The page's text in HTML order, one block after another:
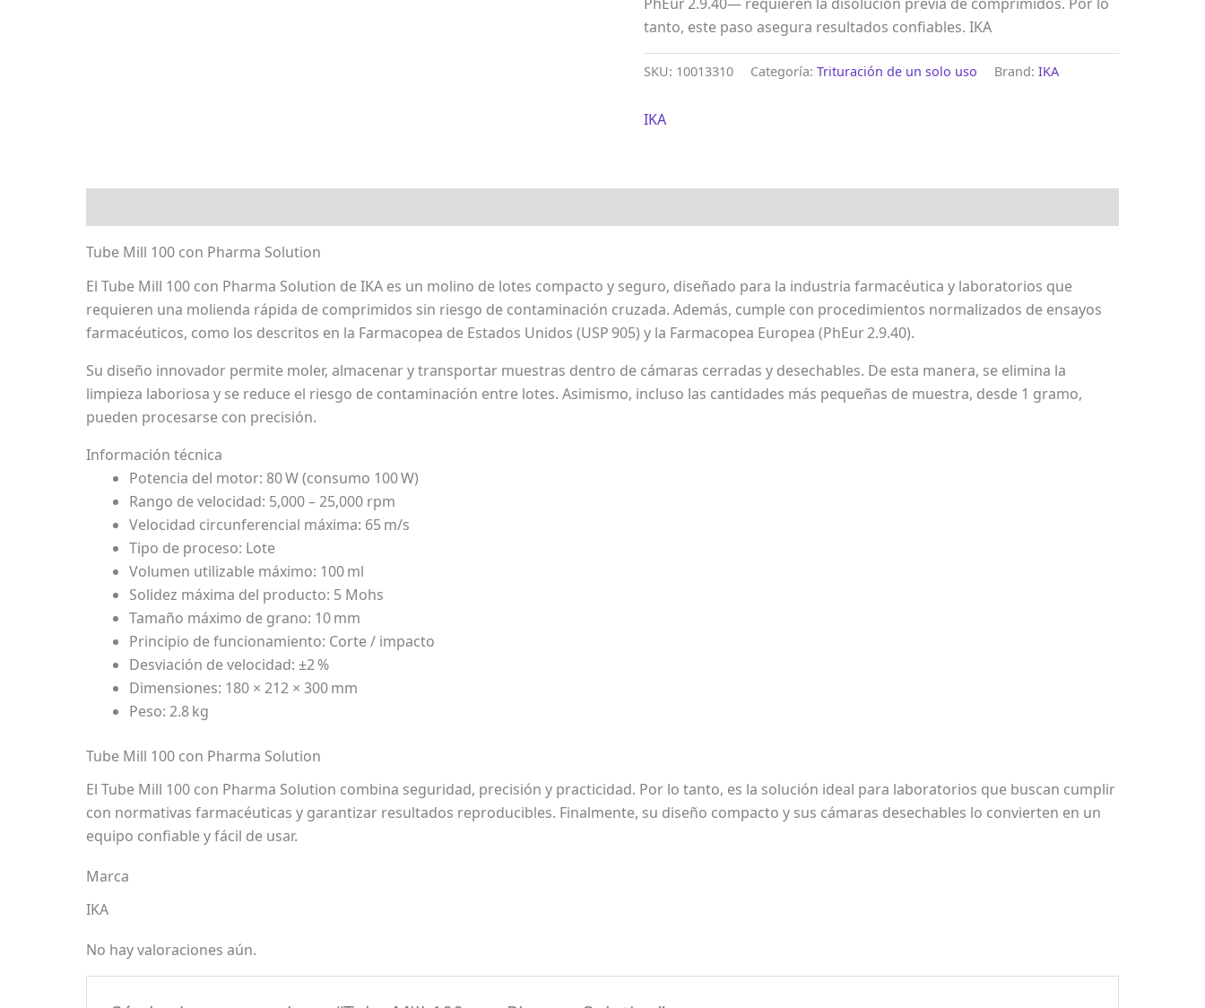
tanto, este paso asegura resultados confiables. IKA
SKU: 10013310 Categoría:Trituración de un solo uso Brand:IKA
IKA
Tube Mill 100 con Pharma Solution
El Tube Mill 100 con Pharma Solution de IKA es un molino de lotes compacto y seguro, diseñado para la industria farmacéutica y laboratorios que
requieren una molienda rápida de comprimidos sin riesgo de contaminación cruzada. Además, cumple con procedimientos normalizados de ensayos
farmacéuticos, como los descritos en la Farmacopea de Estados Unidos (USP 905) y la Farmacopea Europea (PhEur 2.9.40).
Su diseño innovador permite moler, almacenar y transportar muestras dentro de cámaras cerradas y desechables. De esta manera, se elimina la
limpieza laboriosa y se reduce el riesgo de contaminación entre lotes. Asimismo, incluso las cantidades más pequeñas de muestra, desde 1 gramo,
pueden procesarse con precisión.
Información técnica
Potencia del motor: 80 W (consumo 100 W)
Rango de velocidad: 5,000 – 25,000 rpm
Velocidad circunferencial máxima: 65 m/s
Tipo de proceso: Lote
Volumen utilizable máximo: 100 ml
Solidez máxima del producto: 5 Mohs
Tamaño máximo de grano: 10 mm
Principio de funcionamiento: Corte / impacto
Desviación de velocidad: ±2 %
Dimensiones: 180 × 212 × 300 mm
Peso: 2.8 kg
Tube Mill 100 con Pharma Solution
El Tube Mill 100 con Pharma Solution combina seguridad, precisión y practicidad. Por lo tanto, es la solución ideal para laboratorios que buscan cumplir
con normativas farmacéuticas y garantizar resultados reproducibles. Finalmente, su diseño compacto y sus cámaras desechables lo convierten en un
equipo confiable y fácil de usar.
Marca
IKA
No hay valoraciones aún.